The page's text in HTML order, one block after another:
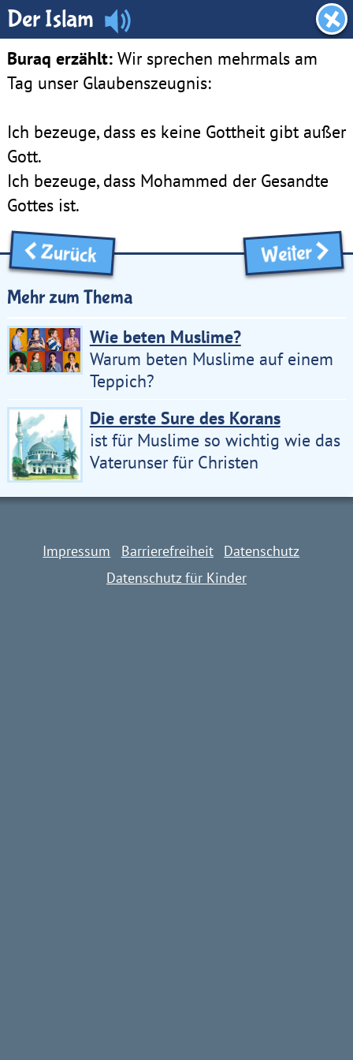
Dachboden
Der Islam
Buraq erzählt: Wir sprechen mehrmals am
Tag unser Glaubenszeugnis:
Ich bezeuge, dass es keine Gottheit gibt außer
Gott.
Ich bezeuge, dass Mohammed der Gesandte
Gottes ist.
Zurück Weiter
Mehr zum Thema
Wie beten Muslime?
Warum beten Muslime auf einem
Teppich?
Die erste Sure des Korans
ist für Muslime so wichtig wie das
Vaterunser für Christen
Impressum Barrierefreiheit
Datenschutz
Datenschutz für Kinder